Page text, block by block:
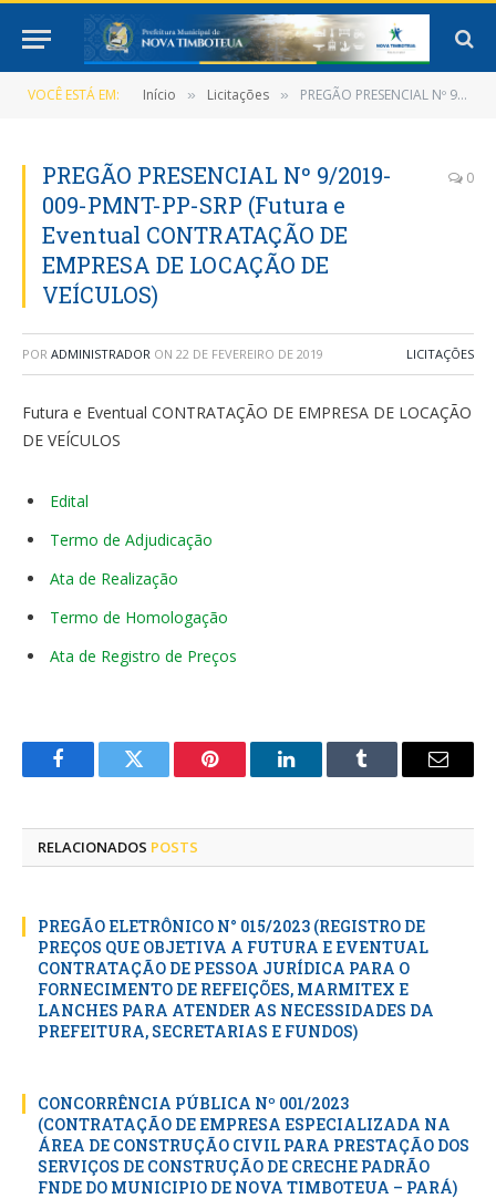
VOCÊ ESTÁ EM: Início » Licitações » PREGÃO PRESENCIAL Nº 9/2019-009-PMNT-PP-SRP (Futura e Eventual CONTRATAÇÃO DE EMPRESA DE LOCAÇÃO DE VEÍCULOS)
PREGÃO PRESENCIAL Nº 9/2019-
009-PMNT-PP-SRP (Futura e
Eventual CONTRATAÇÃO DE
EMPRESA DE LOCAÇÃO DE
VEÍCULOS)
0
POR ADMINISTRADOR ON 22 DE FEVEREIRO DE 2019 LICITAÇÕES
Futura e Eventual CONTRATAÇÃO DE EMPRESA DE LOCAÇÃO
DE VEÍCULOS
Edital
Termo de Adjudicação
Ata de Realização
Termo de Homologação
Ata de Registro de Preços
FacebookTwitter Pinterest LinkedInTumblr
E-
RELACIONADOS POSTS
PREGÃO ELETRÔNICO N° 015/2023 (REGISTRO DE
PREÇOS QUE OBJETIVA A FUTURA E EVENTUAL
CONTRATAÇÃO DE PESSOA JURÍDICA PARA O
FORNECIMENTO DE REFEIÇÕES, MARMITEX E
LANCHES PARA ATENDER AS NECESSIDADES DA
PREFEITURA, SECRETARIAS E FUNDOS)
CONCORRÊNCIA PÚBLICA Nº 001/2023
(CONTRATAÇÃO DE EMPRESA ESPECIALIZADA NA
ÁREA DE CONSTRUÇÃO CIVIL PARA PRESTAÇÃO DOS
SERVIÇOS DE CONSTRUÇÃO DE CRECHE PADRÃO
FNDE DO MUNICIPIO DE NOVA TIMBOTEUA – PARÁ)